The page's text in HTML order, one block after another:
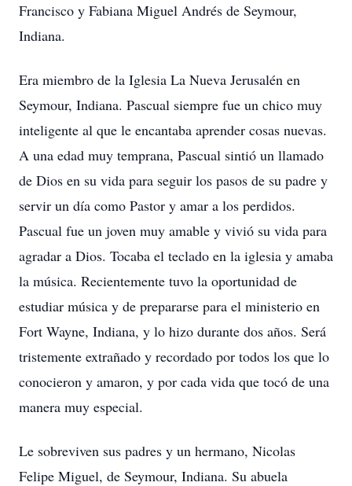
Francisco y Fabiana Miguel Andrés de Seymour,
Indiana.
Era miembro de la Iglesia La Nueva Jerusalén en
Seymour, Indiana. Pascual siempre fue un chico muy
inteligente al que le encantaba aprender cosas nuevas.
A una edad muy temprana, Pascual sintió un llamado
de Dios en su vida para seguir los pasos de su padre y
servir un día como Pastor y amar a los perdidos.
Pascual fue un joven muy amable y vivió su vida para
agradar a Dios. Tocaba el teclado en la iglesia y amaba
la música. Recientemente tuvo la oportunidad de
estudiar música y de prepararse para el ministerio en
Fort Wayne, Indiana, y lo hizo durante dos años. Será
tristemente extrañado y recordado por todos los que lo
conocieron y amaron, y por cada vida que tocó de una
manera muy especial.
Le sobreviven sus padres y un hermano, Nicolas
Felipe Miguel, de Seymour, Indiana. Su abuela